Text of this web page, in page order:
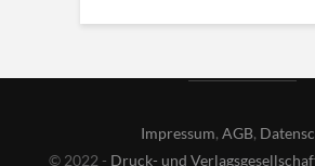
Impressum, AGB,
© 2022 - Druck- und